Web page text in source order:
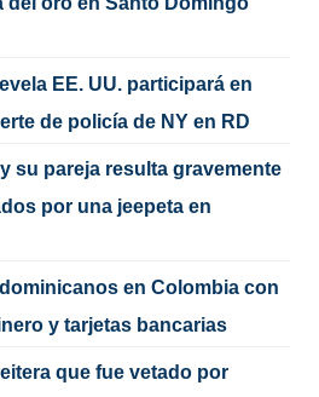
EE. UU. participará en
de policía de NY en RD
su pareja resulta gravemente
por una jeepeta en
en Colombia con
y tarjetas bancarias
que fue vetado por